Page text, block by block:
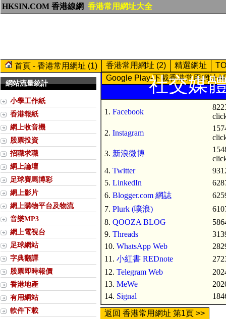
HKSIN.COM 香港線網 香港常用網址大全
首頁 - 香港常用網址 (1) 香港常用網址 (2) 精選網址
Google Play-下載香港常用網址
網站流量統計
小學工作紙
香港報紙
網上收音機
股票投資
招職求職
網上論壇
足球賽馬博彩
網上影片
網上購物平台及物流
音樂MP3
網上電視台
足球網站
字典翻譯
股票即時報價
香港地產
有用網站
軟件下載
社交媒
1. Facebook
2. Instagram
3. 新浪微博
4. Twitter
5. LinkedIn
6. Blogger.com 網誌
7. Plurk (噗浪)
8. QOOZA BLOG
9. Threads
10. WhatsApp Web
11. 小紅書 REDnote
12. Telegram Web
13. MeWe
14. Signal
返回 香港常用網址 第1頁 >>